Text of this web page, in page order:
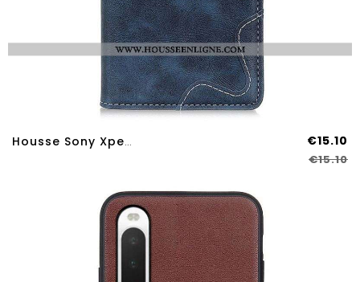
Housse Sony Xperia 10 IV Couture Design €15.10
€15.10